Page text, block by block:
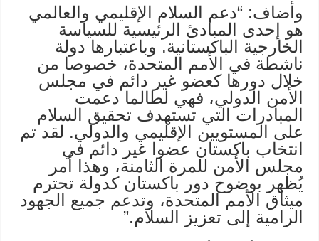
وأضاف: “دعم السلام الإقليمي والعالمي
هو إحدى المبادئ الرئيسية للسياسة
الخارجية الباكستانية. وباعتبارها دولة
ناشطة في الأمم المتحدة، خصوصا من
خلال دورها كعضو غير دائم في مجلس
الأمن الدولي، فهي لطالما دعمت
المبادرات التي تستهدف تحقيق السلام
على المستويين الإقليمي والدولي. لقد تم
انتخاب باكستان عضوا غير دائم في
مجلس الأمن للمرة الثامنة، وهذا أمر
يُظهر بوضوح دور باكستان كدولة تحترم
ميثاق الأمم المتحدة، وتدعم جميع الجهود
الرامية إلى تعزيز السلام.”